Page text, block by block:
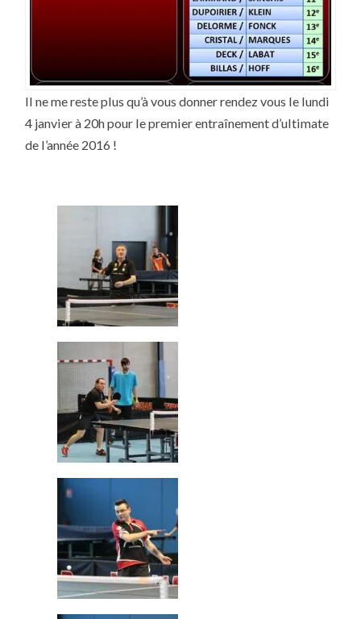
Il ne me reste plus qu’à vous donner rendez vous le lundi
4 janvier à 20h pour le premier entraînement d’ultimate
de l’année 2016 !